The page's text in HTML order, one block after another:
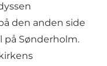
den anden side
på Sønderholm.